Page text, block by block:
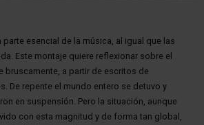
esencial de la música, al igual que las
Este montaje quiere reflexionar sobre el
bruscamente, a partir de escritos de
De repente el mundo entero se detuvo y
en suspensión. Pero la situación, aunque
con esta magnitud y de forma tan global,